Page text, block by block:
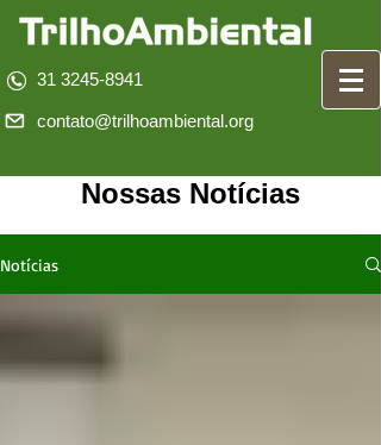
31 3245-8941
contato@trilhoambiental.org
Nossas Notícias
Notícias